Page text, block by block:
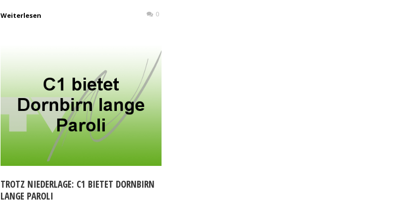
Weiterlesen 0
TROTZ NIEDERLAGE: C1 BIETET DORNBIRN
LANGE PAROLI